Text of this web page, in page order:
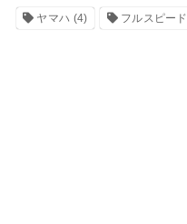
ヤマハ (4) フルスピード